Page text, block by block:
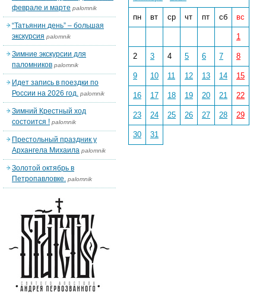
пн вт ср чт пт сб вс
1
2 3 4 5 6 7 8
9 10 11 12 13 14 15
16 17 18 19 20 21 22
23 24 25 26 27 28 29
30 31
феврале и марте palomnik
“Татьянин день” – большая
экскурсия palomnik
Зимние экскурсии для
паломников palomnik
Идет запись в поездки по
России на 2026 год. palomnik
Зимний Крестный ход
состоится ! palomnik
Престольный праздник у
Архангела Михаила palomnik
Золотой октябрь в
Петропавловке. palomnik